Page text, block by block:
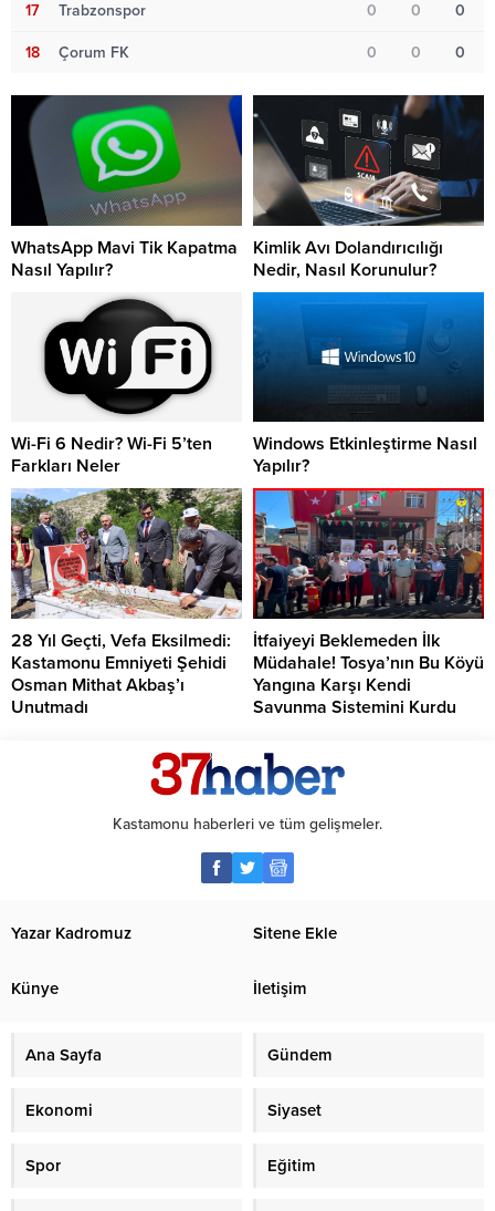
17 Trabzonspor 0 0 0
18 Çorum FK 0 0 0
WhatsApp Mavi Tik Kapatma
Nasıl Yapılır?
Kimlik Avı Dolandırıcılığı
Nedir, Nasıl Korunulur?
Wi-Fi 6 Nedir? Wi-Fi 5’ten
Farkları Neler
Windows Etkinleştirme Nasıl
Yapılır?
28 Yıl Geçti, Vefa Eksilmedi:
Kastamonu Emniyeti Şehidi
Osman Mithat Akbaş’ı
Unutmadı
İtfaiyeyi Beklemeden İlk
Müdahale! Tosya’nın Bu Köyü
Yangına Karşı Kendi
Savunma Sistemini Kurdu
Kastamonu haberleri ve tüm gelişmeler.
Yazar Kadromuz Sitene Ekle
Künye İletişim
Ana Sayfa Gündem
Ekonomi Siyaset
Spor Eğitim